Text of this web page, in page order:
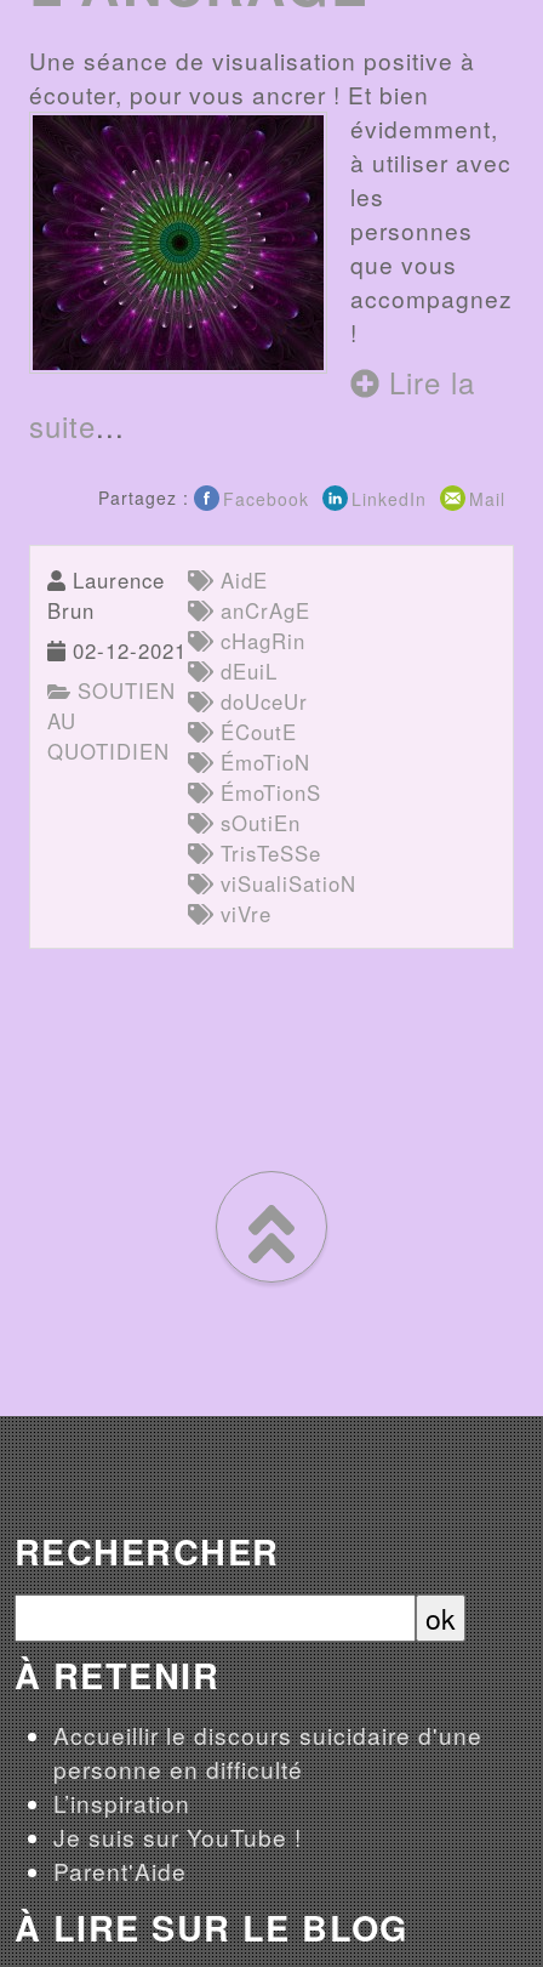
Une séance de visualisation positive à
écouter, pour vous ancrer ! Et bien
évidemment,
à utiliser avec
les
personnes
que vous
accompagnez
!
Lire la
suite...
Partagez : Facebook LinkedIn Mail
Laurence
Brun
02-12-2021
SOUTIEN
AU
QUOTIDIEN
AidE
anCrAgE
cHagRin
dEuiL
doUceUr
ÉCoutE
ÉmoTioN
ÉmoTionS
sOutiEn
TrisTeSSe
viSualiSatioN
viVre
RECHERCHER
À RETENIR
Accueillir le discours suicidaire d'une
personne en difficulté
L’inspiration
Je suis sur YouTube !
Parent'Aide
À LIRE SUR LE BLOG